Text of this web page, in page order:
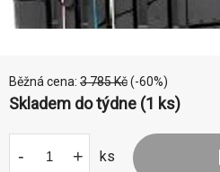
Běžná cena: 3 785Kč(-60%)
Skladem do týdne (1 ks)
- + ks